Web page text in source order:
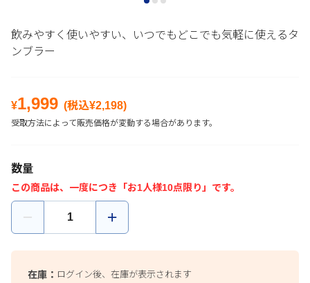
飲みやすく使いやすい、いつでもどこでも気軽に使えるタ
ンブラー
¥1,999 (税込¥2,198)
受取方法によって販売価格が変動する場合があります。
数量
この商品は、一度につき「お1人様10点限り」です。
在庫： ログイン後、在庫が表示されます